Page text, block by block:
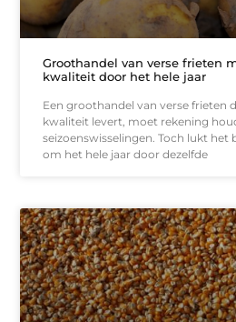
Groothandel van verse frieten
kwaliteit door het hele jaar
Een groothandel van verse frieten
kwaliteit levert, moet rekening
seizoenswisselingen. Toch lukt het
om het hele jaar door dezelfde